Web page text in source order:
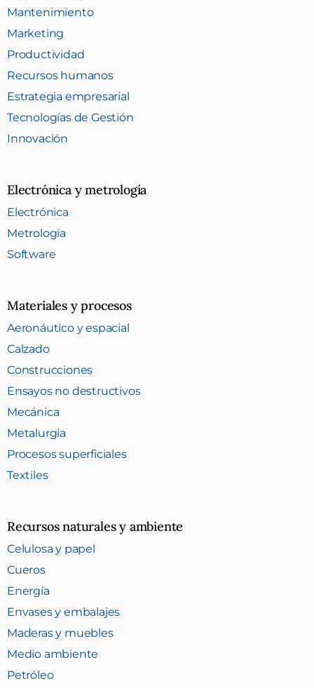
Mantenimiento
Marketing
Productividad
Recursos humanos
Estrategia empresarial
Tecnologías de Gestión
Innovación
Electrónica y metrología
Electrónica
Metrología
Software
Materiales y procesos
Aeronáutico y espacial
Calzado
Construcciones
Ensayos no destructivos
Mecánica
Metalurgia
Procesos superficiales
Textiles
Recursos naturales y ambiente
Celulosa y papel
Cueros
Energía
Envases y embalajes
Maderas y muebles
Medio ambiente
Petróleo